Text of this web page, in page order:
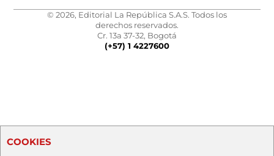
© 2026, Editorial La República S.A.S. Todos los
derechos reservados.
Cr. 13a 37-32, Bogotá
(+57) 1 4227600
COOKIES